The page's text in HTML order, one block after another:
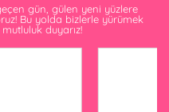
gün, gülen yeni yüzlere
Bu yolda bizlerle yürümek
duyarız!